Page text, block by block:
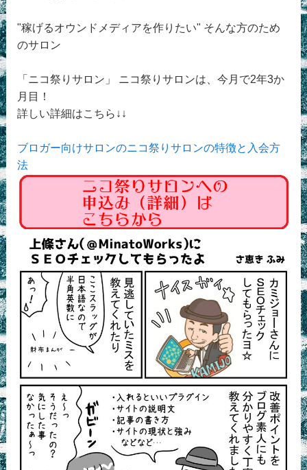
"稼げるオウンドメディアを作りたい" そんな方のため
のサロン
「ニコ祭りサロン」 ニコ祭りサロンは、今月で2年3か
月目！
詳しい詳細はこちら↓↓
ブロガー向けサロンのニコ祭りサロンの特徴と入会方
法